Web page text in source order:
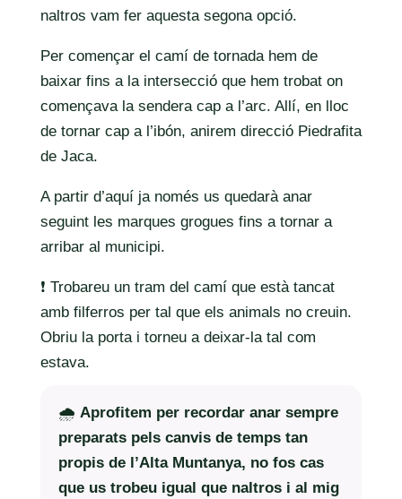
naltros vam fer aquesta segona opció.
Per començar el camí de tornada hem de
baixar fins a la intersecció que hem trobat on
començava la sendera cap a l’arc. Allí, en lloc
de tornar cap a l’ibón, anirem direcció Piedrafita
de Jaca.
A partir d’aquí ja només us quedarà anar
seguint les marques grogues fins a tornar a
arribar al municipi.
❗️ Trobareu un tram del camí que està tancat
amb filferros per tal que els animals no creuin.
Obriu la porta i torneu a deixar-la tal com
estava.
🌧️ Aprofitem per recordar anar sempre
preparats pels canvis de temps tan
propis de l’Alta Muntanya, no fos cas
que us trobeu igual que naltros i al mig